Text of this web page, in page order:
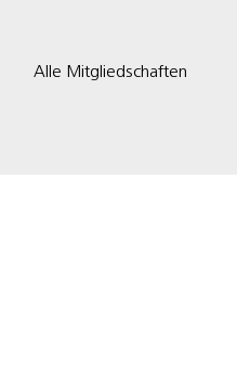
Alle Mitgliedschaften